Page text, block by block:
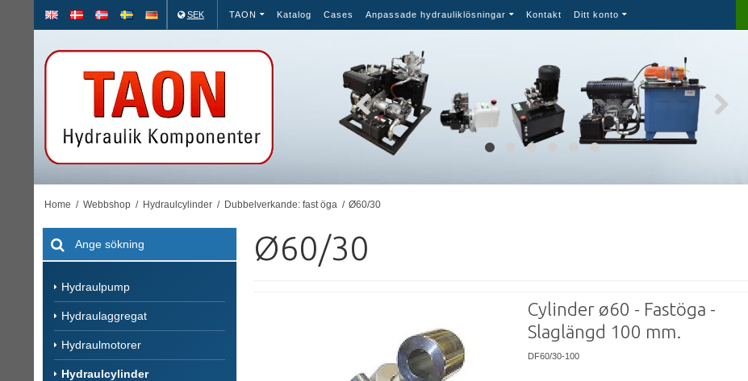
SEK TAON Katalog Cases Anpassade hydrauliklösningar Kontakt Ditt konto
Home / Webbshop / Hydraulcylinder / Dubbelverkande: fast öga / Ø60/30
Hydraulpump
Hydraulaggregat
Hydraulmotorer
Hydraulcylinder
Ø60/30
Cylinder ø60 - Fastöga -
Slaglängd 100 mm.
DF60/30-100